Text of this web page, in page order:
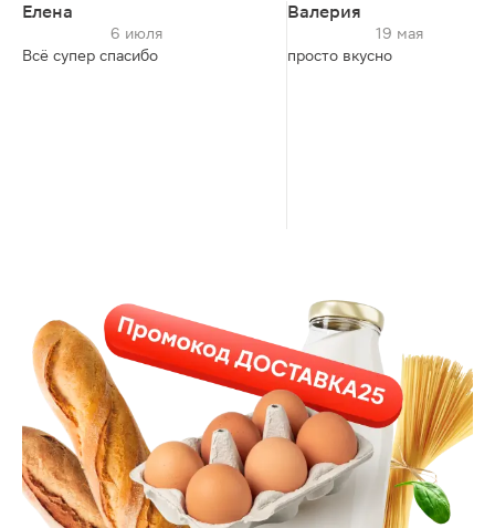
Елена
6 июля
Всё супер спасибо
Валерия
19 мая
просто вкусно